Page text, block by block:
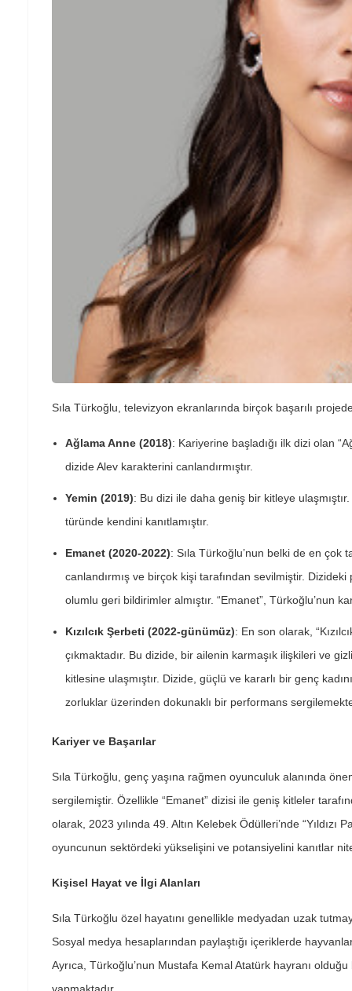
Sıla Türkoğlu, televizyon ekranlarında birçok başarılı
Ağlama Anne (2018): Kariyerine başladığı ilk dizi olan
dizide Alev karakterini canlandırmıştır.
Yemin (2019): Bu dizi ile daha geniş bir kitleye
türünde kendini kanıtlamıştır.
Emanet (2020-2022): Sıla Türkoğlu’nun belki de en çok
canlandırmış ve birçok kişi tarafından sevilmiştir.
olumlu geri bildirimler almıştır. “Emanet”, Türkoğlu’nun
Kızılcık Şerbeti (2022-günümüz): En son olarak,
çıkmaktadır. Bu dizide, bir ailenin karmaşık ilişkileri ve
kitlesine ulaşmıştır. Dizide, güçlü ve kararlı bir genç
zorluklar üzerinden dokunaklı bir performans
Kariyer ve Başarılar
Sıla Türkoğlu, genç yaşına rağmen oyunculuk alanında
sergilemiştir. Özellikle “Emanet” dizisi ile geniş kitleler
olarak, 2023 yılında 49. Altın Kelebek Ödülleri’nde
oyuncunun sektördeki yükselişini ve potansiyelini kanıtlar
Kişisel Hayat ve İlgi Alanları
Sıla Türkoğlu özel hayatını genellikle medyadan uzak
Sosyal medya hesaplarından paylaştığı içeriklerde
Ayrıca, Türkoğlu’nun Mustafa Kemal Atatürk hayranı